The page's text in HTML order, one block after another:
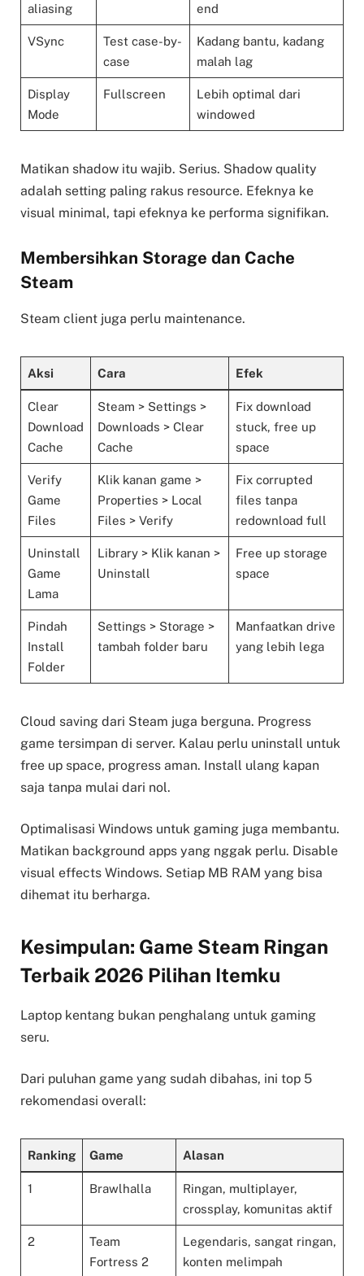
aliasing
end
VSync
Test case-by-
case
Kadang bantu, kadang
malah lag
Display
Mode
Fullscreen
Lebih optimal dari
windowed
Matikan shadow itu wajib. Serius. Shadow quality
adalah setting paling rakus resource. Efeknya ke
visual minimal, tapi efeknya ke performa signifikan.
Membersihkan Storage dan Cache
Steam
Steam client juga perlu maintenance.
Aksi Cara Efek
Clear
Download
Cache
Steam > Settings >
Downloads > Clear
Cache
Fix download
stuck, free up
space
Verify
Game
Files
Klik kanan game >
Properties > Local
Files > Verify
Fix corrupted
files tanpa
redownload full
Uninstall
Game
Lama
Library > Klik kanan >
Uninstall
Free up storage
space
Pindah
Install
Folder
Settings > Storage >
tambah folder baru
Manfaatkan drive
yang lebih lega
Cloud saving dari Steam juga berguna. Progress
game tersimpan di server. Kalau perlu uninstall untuk
free up space, progress aman. Install ulang kapan
saja tanpa mulai dari nol.
Optimalisasi Windows untuk gaming juga membantu.
Matikan background apps yang nggak perlu. Disable
visual effects Windows. Setiap MB RAM yang bisa
dihemat itu berharga.
Kesimpulan: Game Steam Ringan
Terbaik 2026 Pilihan Itemku
Laptop kentang bukan penghalang untuk gaming
seru.
Dari puluhan game yang sudah dibahas, ini top 5
rekomendasi overall:
Ranking Game Alasan
1 Brawlhalla
Ringan, multiplayer,
crossplay, komunitas aktif
2
Team
Fortress 2
Legendaris, sangat ringan,
konten melimpah